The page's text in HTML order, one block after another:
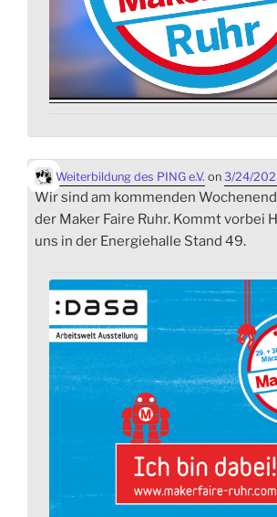
Weiterbildung des PING e.V. on 3/24/
Wir sind am kommenden
der Maker Faire Ruhr. Kommt vorbei
uns in der Energiehalle Stand 49.